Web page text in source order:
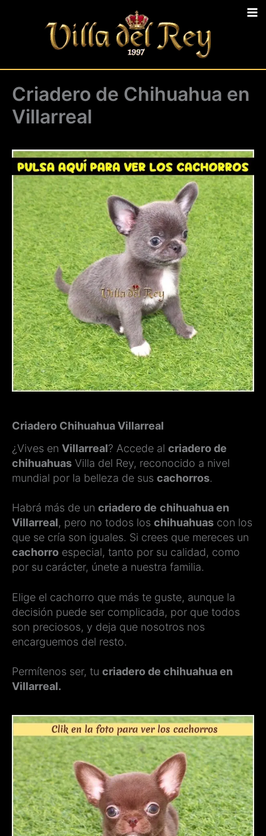
Criadero de Chihuahua en
Villarreal
Criadero Chihuahua Villarreal
¿Vives en Villarreal? Accede al criadero de
chihuahuas Villa del Rey, reconocido a nivel
mundial por la belleza de sus cachorros.
Habrá más de un criadero de chihuahua en
Villarreal, pero no todos los chihuahuas con los
que se cría son iguales. Si crees que mereces un
cachorro especial, tanto por su calidad, como
por su carácter, únete a nuestra familia.
Elige el cachorro que más te guste, aunque la
decisión puede ser complicada, por que todos
son preciosos, y deja que nosotros nos
encarguemos del resto.
Permítenos ser, tu criadero de chihuahua en
Villarreal.